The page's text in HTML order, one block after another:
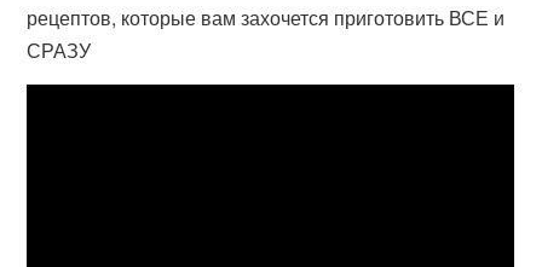
рецептов, которые вам захочется приготовить ВСЕ и
СРАЗУ